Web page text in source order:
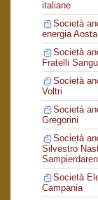
italiane
Società
energia
Società
Fratelli
Società
Voltri
Società
Gregorini
Società
Silvestro
Società
Campania